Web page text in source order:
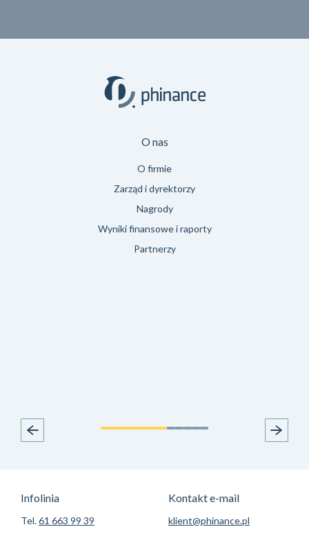
O nas
O firmie
Zarząd i dyrektorzy
Nagrody
Wyniki finansowe i raporty
Partnerzy
Infolinia
Tel.61 663 99 39
Kontakt e-mail
klient@phinance.pl